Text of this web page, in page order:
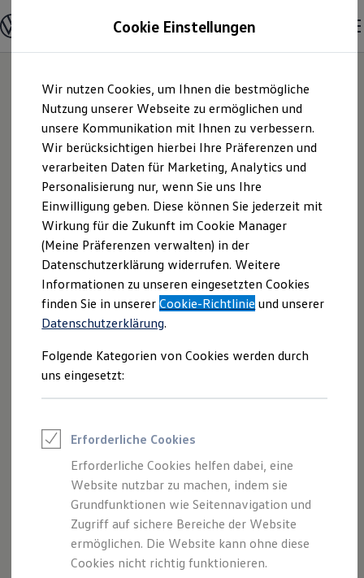
Hauptinhalt
springen
Footer
springen
Modelle und Konfigurator
Konfigurator
Modelle vergleichen
Elektroautos
ENERGY Sondermodelle
Nutzfahrzeuge
SUV und CUV
Familienautos
Kombis
Kompaktwagen
Sportwagen
Schnell verfügbare Fahrzeuge
Angebote und Produkte
Aktuelle Angebote
E-Auto-Förderung
Volkswagen Marktplatz
Die ENERGY Sondermodelle
Junge Gebrauchtwagen und Gebrauchtwagen
Volkswagen Zertifizierte Gebrauchtwagen
Elektromobilität bei Gebrauchtwagen
Saisonangebote
Reifenpakete
Leasing
Leasing-Angebote
Elektroauto Leasing
Kleinwagen-Leasing
Leasing ohne Anzahlung
Finanzierung
Autokredit mit Schlussrate
Versicherungen und Garantien
Kfz-Versicherung
Restschuldversicherungen
Garantien
Autohaus West,
Zweigbetrieb der
Jepsen Betriebs
GmbH & Co. KG |
Impressum &
Rechtliches
Hier finden Sie Informationen über uns
(Autohaus West, Zweigbetrieb der
Jepsen Betriebs GmbH & Co. KG) als
verantwortlichen Anbieter von Inhalten
und Angeboten, die auf dieser Website
speziell aufgeführt sind.
Impressum
Cookie Einstellungen
Wir nutzen Cookies, um Ihnen die bestmögliche
Nutzung unserer Webseite zu ermöglichen und
unsere Kommunikation mit Ihnen zu verbessern.
Wir berücksichtigen hierbei Ihre Präferenzen und
verarbeiten Daten für Marketing, Analytics und
Personalisierung nur, wenn Sie uns Ihre
Einwilligung geben. Diese können Sie jederzeit mit
Wirkung für die Zukunft im Cookie Manager
(Meine Präferenzen verwalten) in der
Datenschutzerklärung widerrufen. Weitere
Informationen zu unseren eingesetzten Cookies
finden Sie in unsererCookie-Richtlinie und unserer
Datenschutzerklärung.
Folgende Kategorien von Cookies werden durch
uns eingesetzt:
Erforderliche Cookies
Erforderliche Cookies helfen dabei, eine
Website nutzbar zu machen, indem sie
Grundfunktionen wie Seitennavigation und
Zugriff auf sichere Bereiche der Website
ermöglichen. Die Website kann ohne diese
Cookies nicht richtig funktionieren.